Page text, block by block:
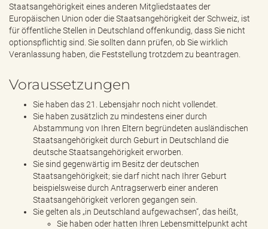
Staatsangehörigkeit eines anderen Mitgliedstaates der
Europäischen Union oder die Staatsangehörigkeit der Schweiz, ist
für öffentliche Stellen in Deutschland offenkundig, dass Sie nicht
optionspflichtig sind. Sie sollten dann prüfen, ob Sie wirklich
Veranlassung haben, die Feststellung trotzdem zu beantragen.
Voraussetzungen
Sie haben das 21. Lebensjahr noch nicht vollendet.
Sie haben zusätzlich zu mindestens einer durch
Abstammung von Ihren Eltern begründeten ausländischen
Staatsangehörigkeit durch Geburt in Deutschland die
deutsche Staatsangehörigkeit erworben.
Sie sind gegenwärtig im Besitz der deutschen
Staatsangehörigkeit; sie darf nicht nach Ihrer Geburt
beispielsweise durch Antragserwerb einer anderen
Staatsangehörigkeit verloren gegangen sein.
Sie gelten als „in Deutschland aufgewachsen“, das heißt,
Sie haben oder hatten Ihren Lebensmittelpunkt acht